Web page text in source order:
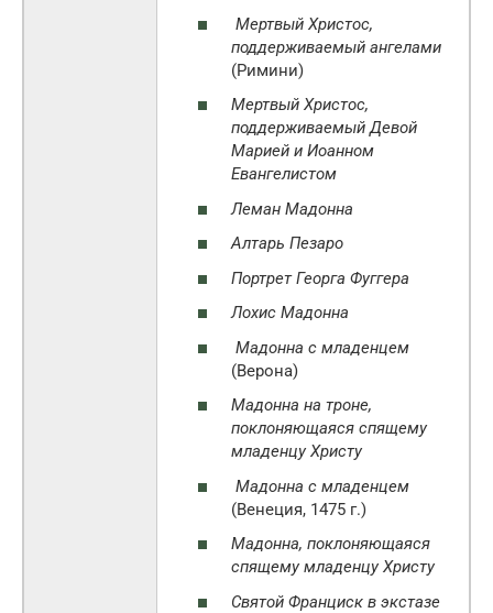
Мертвый Христос,
поддерживаемый ангелами
(Римини)
Мертвый Христос,
поддерживаемый Девой
Марией и Иоанном
Евангелистом
Леман Мадонна
Алтарь Пезаро
Портрет Георга Фуггера
Лохис Мадонна
Мадонна с младенцем
(Верона)
Мадонна на троне,
поклоняющаяся спящему
младенцу Христу
Мадонна с младенцем
(Венеция, 1475 г.)
Мадонна, поклоняющаяся
спящему младенцу Христу
Святой Франциск в экстазе